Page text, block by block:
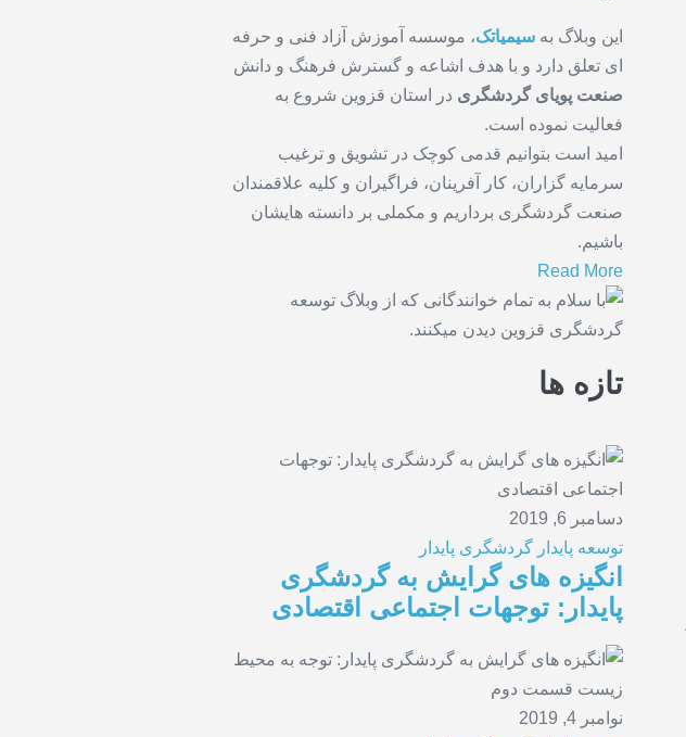
این وبلاگ به سیمیاتک، موسسه آموزش آزاد فنی و حرفه
ای تعلق دارد و با هدف اشاعه و گسترش فرهنگ و دانش
صنعت پویای گردشگری در استان قزوین شروع به
فعالیت نموده است.
امید است بتوانیم قدمی کوچک در تشویق و ترغیب
سرمایه گزاران، کار آفرینان، فراگیران و کلیه علاقمندان
صنعت گردشگری برداریم و مکملی بر دانسته هایشان
باشیم.
Read More
تازه ها
دسامبر 6, 2019
توسعه پایدار گردشگری پایدار
انگیزه های گرایش به گردشگری
پایدار: توجهات اجتماعی اقتصادی
نوامبر 4, 2019